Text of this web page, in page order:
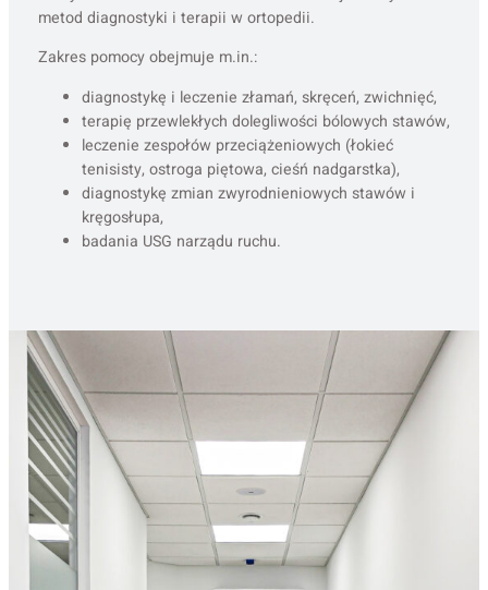
metod diagnostyki i terapii w ortopedii.
Zakres pomocy obejmuje m.in.:
diagnostykę i leczenie złamań, skręceń, zwichnięć,
terapię przewlekłych dolegliwości bólowych stawów,
leczenie zespołów przeciążeniowych (łokieć
tenisisty, ostroga piętowa, cieśń nadgarstka),
diagnostykę zmian zwyrodnieniowych stawów i
kręgosłupa,
badania USG narządu ruchu.